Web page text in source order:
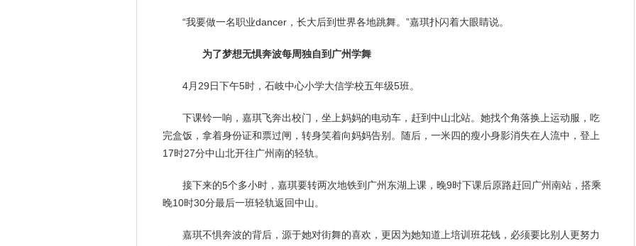
“我要做一名职业dancer，长大后到世界各地跳舞。”嘉琪扑闪着大眼睛说。
为了梦想无惧奔波每周独自到广州学舞
4月29日下午5时，石岐中心小学大信学校五年级5班。
下课铃一响，嘉琪飞奔出校门，坐上妈妈的电动车，赶到中山北站。她找个角落换上运动服，吃
完盒饭，拿着身份证和票过闸，转身笑着向妈妈告别。随后，一米四的瘦小身影消失在人流中，登上
17时27分中山北开往广州南的轻轨。
接下来的5个多小时，嘉琪要转两次地铁到广州东湖上课，晚9时下课后原路赶回广州南站，搭乘
晚10时30分最后一班轻轨返回中山。
嘉琪不惧奔波的背后，源于她对街舞的喜欢 ，更因为她知道上培训班花钱，必须要比别人更努力